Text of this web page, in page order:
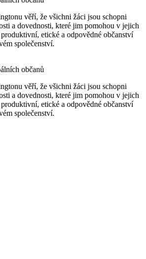
věří, že všichni žáci jsou schopni
a dovednosti, které jim pomohou v jejich
etické a odpovědné občanství
společenství.
občanů
věří, že všichni žáci jsou schopni
a dovednosti, které jim pomohou v jejich
etické a odpovědné občanství
společenství.